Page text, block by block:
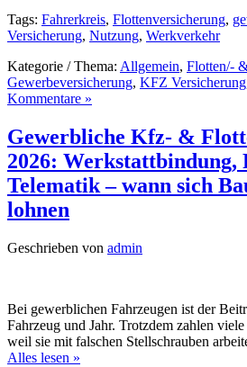
Tags: Fahrerkreis, Flottenversicherung,
Versicherung, Nutzung, Werkverkehr
Kategorie / Thema: Allgemein, Flotten/-
Gewerbeversicherung, KFZ Versicherung
Kommentare »
Gewerbliche Kfz- &
2026: Werkstattbindung,
Telematik – wann sich
lohnen
Geschrieben von admin
Bei gewerblichen Fahrzeugen ist der
Fahrzeug und Jahr. Trotzdem zahlen
weil sie mit falschen Stellschrauben
Alles lesen »